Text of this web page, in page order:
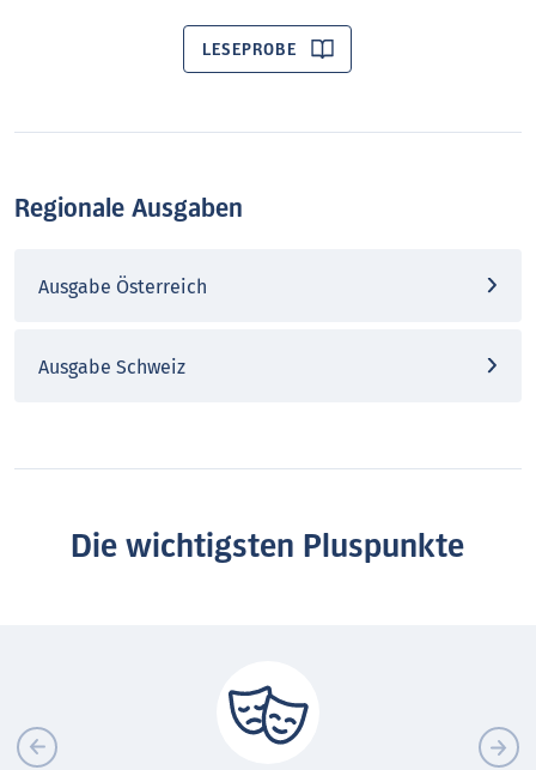
LESEPROBE
Regionale Ausgaben
Ausgabe Österreich
Ausgabe Schweiz
Die wichtigsten Pluspunkte